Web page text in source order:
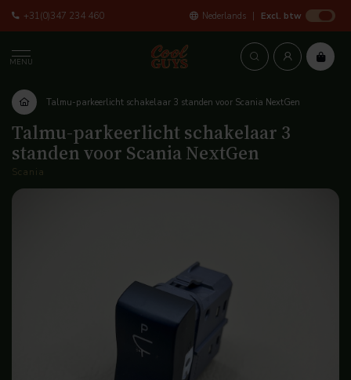
+31(0)347 234 460 Nederlands Excl. btw
MENU
Talmu-parkeerlicht schakelaar 3 standen voor Scania NextGen
Talmu-parkeerlicht schakelaar 3
standen voor Scania NextGen
Scania